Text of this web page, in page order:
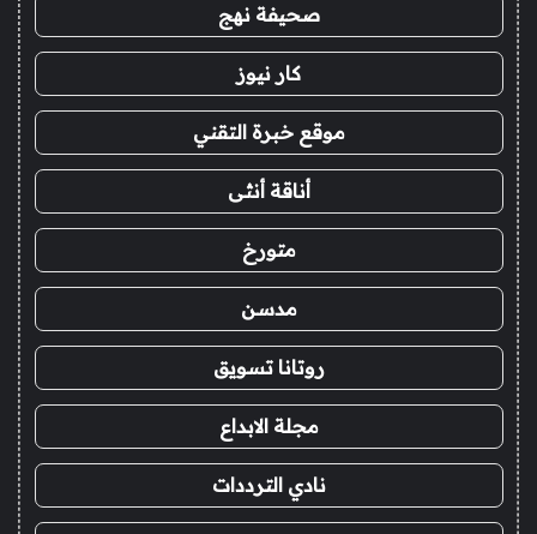
صحيفة نهج
كار نيوز
موقع خبرة التقني
أناقة أنثى
متورخ
مدسن
روتانا تسويق
مجلة الابداع
نادي الترددات